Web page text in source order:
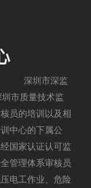
深圳市深监
市质量技术监
员的培训以及相
中心的下属公
国家认证认可监
管理体系审核员
电工作业、危险